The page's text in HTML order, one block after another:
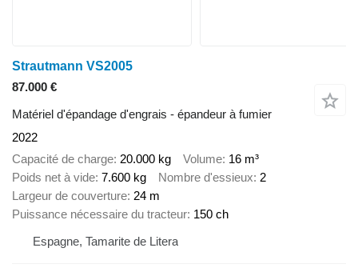
Strautmann VS2005
87.000 €
Matériel d'épandage d'engrais - épandeur à fumier
2022
Capacité de charge 20.000 kg Volume 16 m³
Poids net à vide 7.600 kg Nombre d'essieux 2
Largeur de couverture 24 m
Puissance nécessaire du tracteur 150 ch
Espagne, Tamarite de Litera